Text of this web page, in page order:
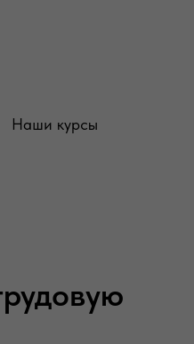
Наши курсы